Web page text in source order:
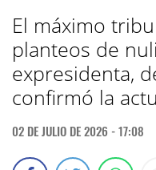
El máximo
planteos de
expresidenta,
confirmó la
02 DE JULIO DE 2026 - 17:08